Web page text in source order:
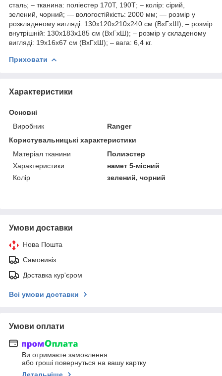
сталь; – тканина: поліестер 170Т, 190Т; – колір: сірий,
зелений, чорний; — вологостійкість: 2000 мм; — розмір у
розкладеному вигляді: 130х120х210х240 см (ВхГхШ); – розмір
внутрішній: 130х183х185 см (ВхГхШ); – розмір у складеному
вигляді: 19х16х67 см (ВхГхШ); – вага: 6,4 кг.
Приховати
Характеристики
Основні
Виробник
Ranger
Користувальницькі характеристики
Матеріал тканини
Полиэстер
Характеристики
намет 5-місний
Колір
зелений, чорний
Умови доставки
Нова Пошта
Самовивіз
Доставка кур'єром
Всі умови доставки
Умови оплати
Ви отримаєте замовлення
або гроші повернуться на вашу картку